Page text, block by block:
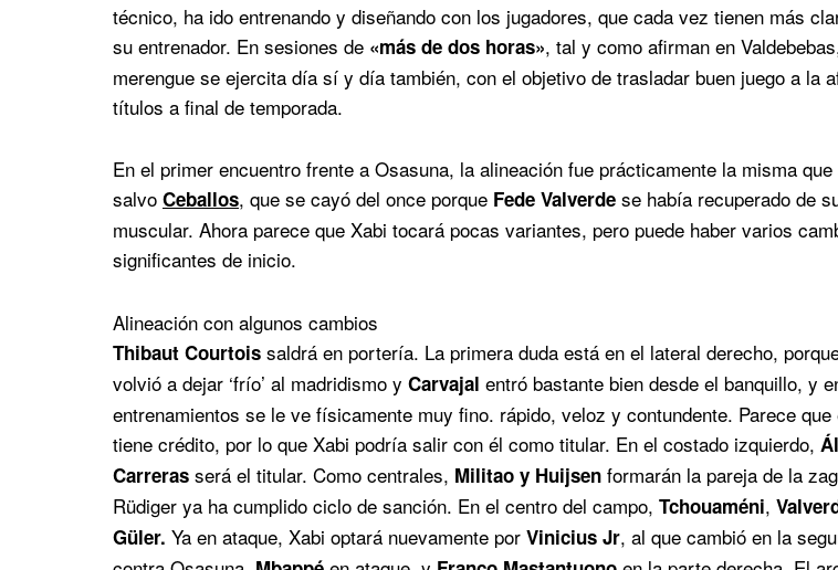
técnico, ha ido entrenando y diseñando con los jugadores, que cada vez tienen más
su entrenador. En sesiones de «más de dos horas», tal y como afirman en
merengue se ejercita día sí y día también, con el objetivo de trasladar buen juego a la
títulos a final de temporada.
En el primer encuentro frente a Osasuna, la alineación fue prácticamente la misma
salvo Ceballos, que se cayó del once porque Fede Valverde se había recuperado de
muscular. Ahora parece que Xabi tocará pocas variantes, pero puede haber varios
significantes de inicio.
Alineación con algunos cambios
Thibaut Courtois saldrá en portería. La primera duda está en el lateral derecho,
volvió a dejar ‘frío’ al madridismo y Carvajal entró bastante bien desde el banquillo, y
entrenamientos se le ve físicamente muy fino. rápido, veloz y contundente. Parece que
tiene crédito, por lo que Xabi podría salir con él como titular. En el costado izquierdo,
Carreras será el titular. Como centrales, Militao y Huijsen formarán la pareja de la
Rüdiger ya ha cumplido ciclo de sanción. En el centro del campo, Tchouaméni,
Güler. Ya en ataque, Xabi optará nuevamente por Vinicius Jr, al que cambió en la